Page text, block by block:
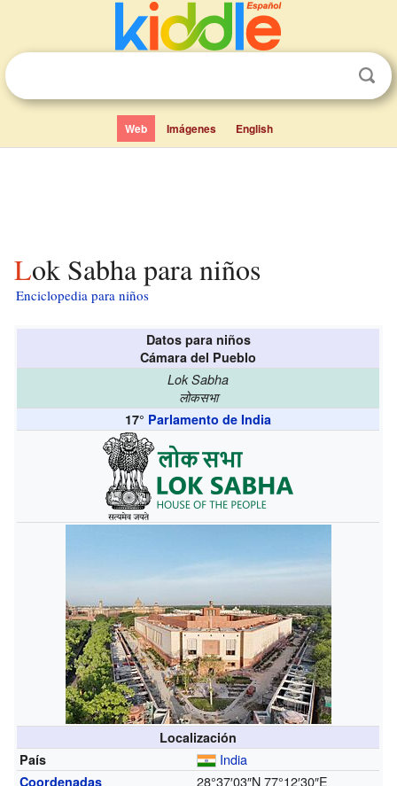
Web Imágenes English
Lok Sabha para niños
Enciclopedia para niños
Datos para niños
Cámara del Pueblo
Lok Sabha
लोकसभा
17° Parlamento de India
Localización
País
India
Coordenadas 28°37′03″N77°12′30″E